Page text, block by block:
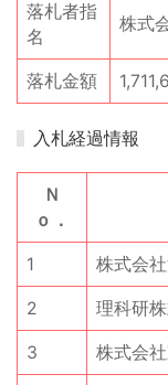
落札者指
名
株式
落札金額
入札経過情報
Ｎ
ｏ．
1 株式会
2 理科研
3 株式会